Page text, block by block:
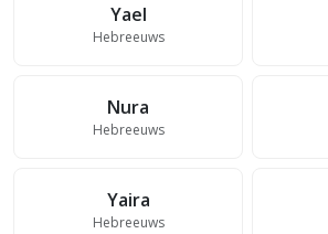
Yael
Hebreeuws
Nura
Hebreeuws
Yaira
Hebreeuws